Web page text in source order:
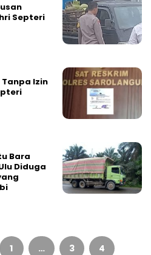
Septeri
Izin
Bara
Diduga
1 … 3 4